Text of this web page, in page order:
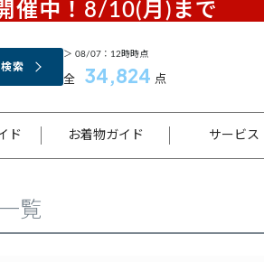
催中！8/10(月)まで
索
＞ 08/07：12時時点
全 34,824 点
ド
着物参考サイズ/採寸について
お着物ガイド
案内
サービス
ブログ
覧